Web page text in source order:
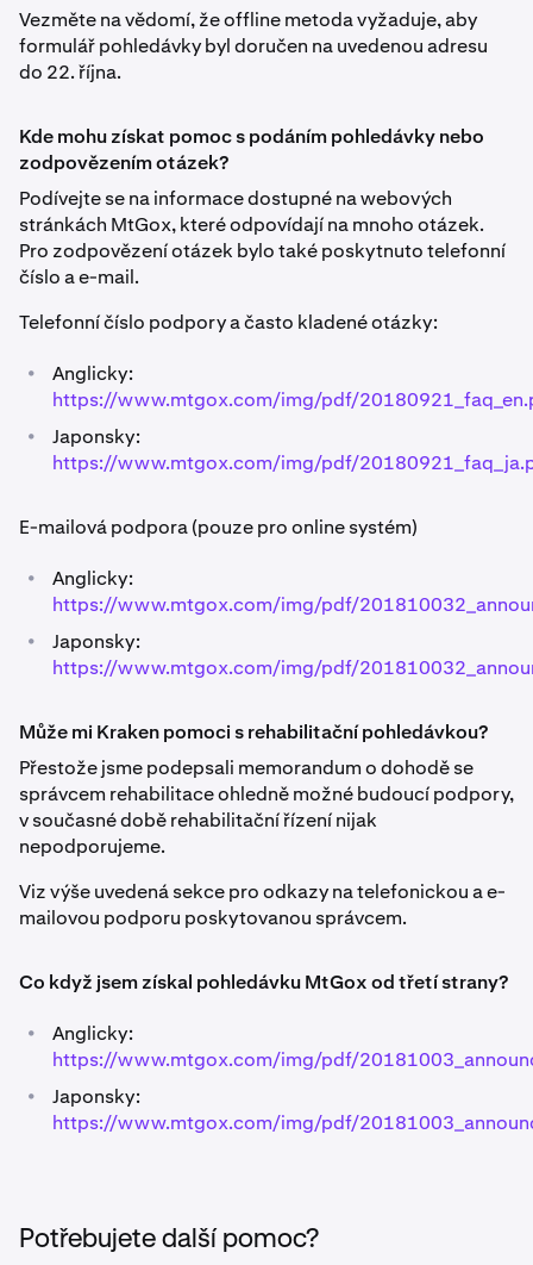
Vezměte na vědomí, že offline metoda vyžaduje, aby
formulář pohledávky byl doručen na uvedenou adresu
do 22. října.
Kde mohu získat pomoc s podáním pohledávky nebo
zodpovězením otázek?
Podívejte se na informace dostupné na webových
stránkách MtGox, které odpovídají na mnoho otázek.
Pro zodpovězení otázek bylo také poskytnuto telefonní
číslo a e-mail.
Telefonní číslo podpory a často kladené otázky:
•
Anglicky:
https://www.mtgox.com/img/pdf/
•
Japonsky:
https://www.mtgox.com/img/pdf/
E-mailová podpora (pouze pro online systém)
•
Anglicky:
https://www.mtgox.com/img/pdf/
•
Japonsky:
https://www.mtgox.com/img/pdf/
Může mi Kraken pomoci s rehabilitační pohledávkou?
Přestože jsme podepsali memorandum o dohodě se
správcem rehabilitace ohledně možné budoucí podpory,
v současné době rehabilitační řízení nijak
nepodporujeme.
Viz výše uvedená sekce pro odkazy na telefonickou a e-
mailovou podporu poskytovanou správcem.
Co když jsem získal pohledávku MtGox od třetí strany?
•
Anglicky:
https://www.mtgox.com/img/pdf/
•
Japonsky:
https://www.mtgox.com/img/pdf/
Potřebujete další pomoc?